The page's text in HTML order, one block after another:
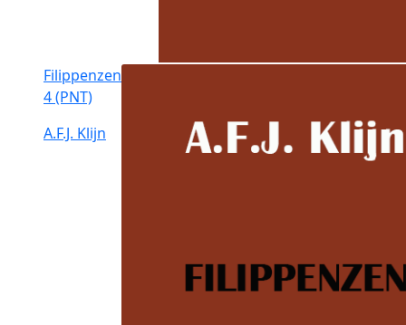
Filippenzen
4 (PNT)
A.F.J. Klijn